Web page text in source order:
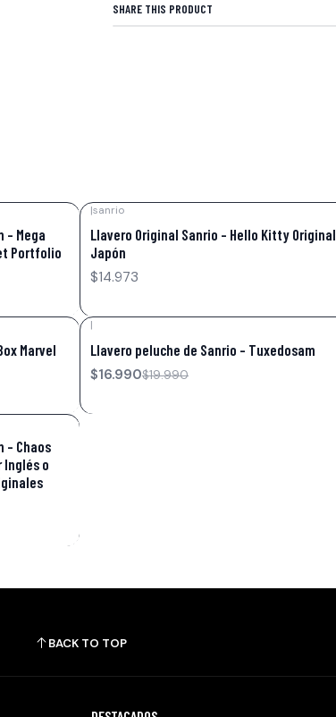
SHARE THIS PRODUCT
– Mega
Portfolio
|sanrio
Llavero Original Sanrio – Hello Kitty Original
Japón
$14.973
Marvel
|
Llavero peluche de Sanrio – Tuxedosam
$16.990$19.990
– Chaos
Inglés o
BACK TO TOP